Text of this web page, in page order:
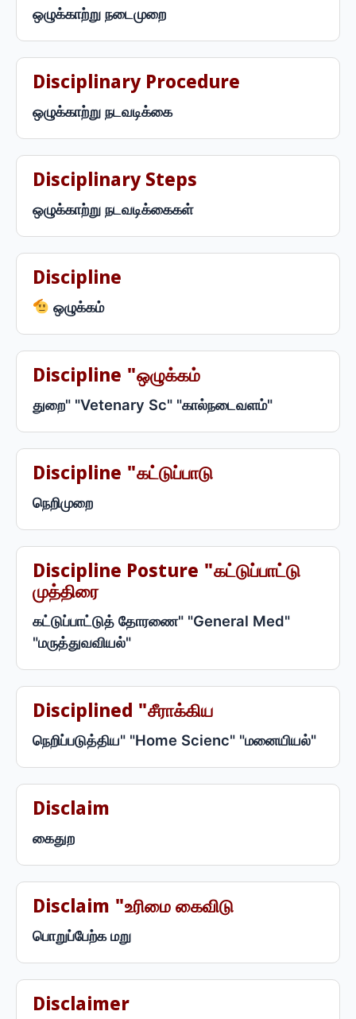
ஒழுக்காற்று நடைமுறை
Disciplinary Procedure
ஒழுக்காற்று நடவடிக்கை
Disciplinary Steps
ஒழுக்காற்று நடவடிக்கைகள்
Discipline
ஒழுக்கம்
Discipline "ஒழுக்கம்
துறை" "Vetenary Sc" "கால்நடைவளம்"
Discipline "கட்டுப்பாடு
நெறிமுறை
Discipline Posture "கட்டுப்பாட்டு
முத்திரை
கட்டுப்பாட்டுத் தோரணை" "General Med"
"மருத்துவவியல்"
Disciplined "சீராக்கிய
நெறிப்படுத்திய" "Home Scienc" "மனையியல்"
Disclaim
கைதுற
Disclaim "உரிமை கைவிடு
பொறுப்பேற்க மறு
Disclaimer